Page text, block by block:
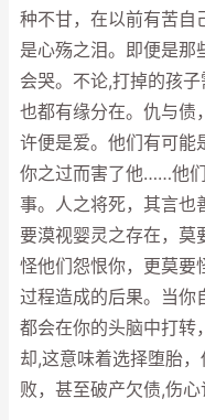
种不甘，在以前有苦自
是心殇之泪。即便是那
会哭。不论,打掉的孩
也都有缘分在。仇与债
许便是爱。他们有可能
你之过而害了他……他
事。人之将死，其言也
要漠视婴灵之存在，莫
怪他们怨恨你，更莫要
过程造成的后果。当你
都会在你的头脑中打转
却,这意味着选择堕胎
败，甚至破产欠债,伤心